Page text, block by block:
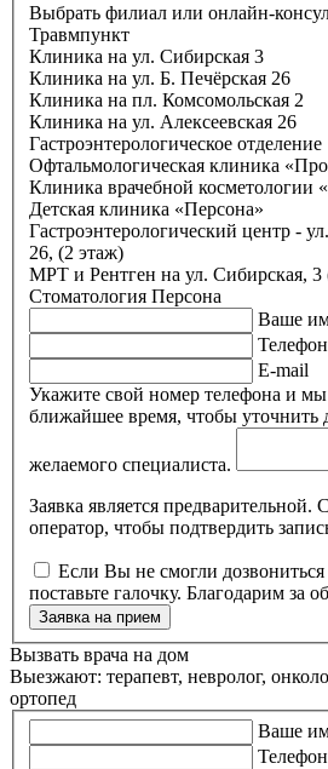
Выбрать филиал или онлайн-
Травмпункт
Клиника на ул. Сибирская 3
Клиника на ул. Б. Печёрская 26
Клиника на пл. Комсомольская 2
Клиника на ул. Алексеевская 26
Гастроэнтерологическое отделение
Офтальмологическая клиника
Клиника врачебной косметологии
Детская клиника «Персона»
Гастроэнтерологический центр -
26, (2 этаж)
МРТ и Рентген на ул. Сибирская,
Стоматология Персона
Ваше
Телефон
E-mail
Укажите свой номер телефона и
ближайшее время, чтобы уточнить
желаемого специалиста.
Заявка является предварительной.
оператор, чтобы подтвердить
Если Вы не смогли дозвониться
поставьте галочку. Благодарим за
Заявка на прием
Вызвать врача на дом
Выезжают: терапевт, невролог,
ортопед
Ваше
Телефон